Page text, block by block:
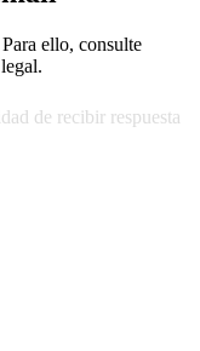
ello, consulte
de recibir respuesta